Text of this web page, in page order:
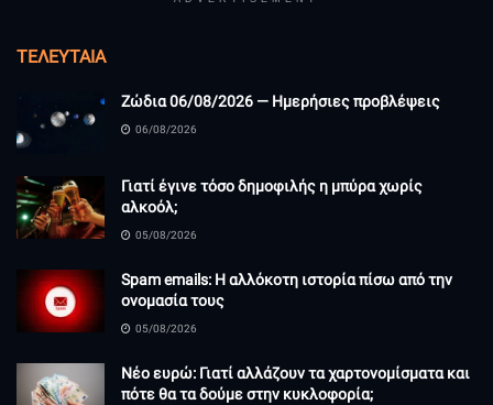
ΤΕΛΕΥΤΑΊΑ
Ζώδια 06/08/2026 — Ημερήσιες προβλέψεις
06/08/2026
Γιατί έγινε τόσο δημοφιλής η μπύρα χωρίς
αλκοόλ;
05/08/2026
Spam emails: Η αλλόκοτη ιστορία πίσω από την
ονομασία τους
05/08/2026
Νέο ευρώ: Γιατί αλλάζουν τα χαρτονομίσματα και
πότε θα τα δούμε στην κυκλοφορία;